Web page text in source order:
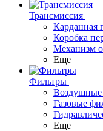
Трансмиссия
Карданная
Коробка
Механизм
Еще
Фильтры
Газовые
Еще